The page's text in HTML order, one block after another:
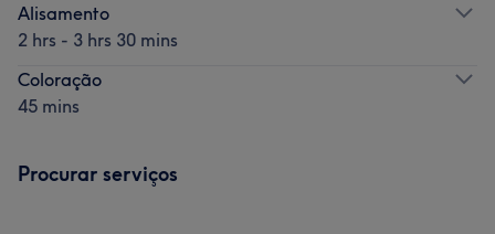
Alisamento
2 hrs - 3 hrs 30 mins
Coloração
45 mins
Procurar serviços